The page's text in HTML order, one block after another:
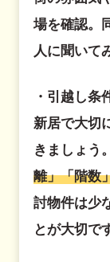
場を確認。
人に聞いて
・引越し条
新居で大切
きましょう
離」「階数
討物件は少
とが大切で